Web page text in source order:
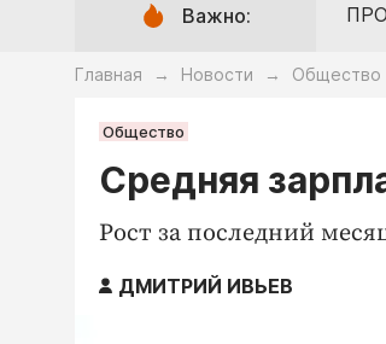
Важно:
Главная → Новости → Общество
Общество
Средняя
Рост за последний
ДМИТРИЙ ИВЬЕВ